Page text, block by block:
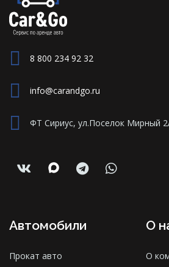
8 800 234 92 32
info@carandgo.ru
ФТ Сириус, ул.Поселок Мирный
Автомобили
Прокат авто
О
О